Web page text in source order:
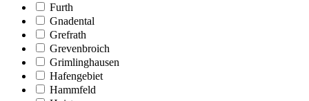
Furth
Gnadental
Grefrath
Grevenbroich
Grimlinghausen
Hafengebiet
Hammfeld